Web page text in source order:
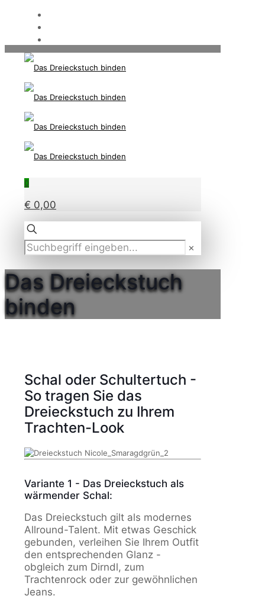
0
€ 0,00
✕
Das Dreieckstuch
binden
Schal oder Schultertuch -
So tragen Sie das
Dreieckstuch zu Ihrem
Trachten-Look
Variante 1 - Das Dreieckstuch als
wärmender Schal:
Das Dreieckstuch gilt als modernes
Allround-Talent. Mit etwas Geschick
gebunden, verleihen Sie Ihrem Outfit
den entsprechenden Glanz -
obgleich zum Dirndl, zum
Trachtenrock oder zur gewöhnlichen
Jeans.